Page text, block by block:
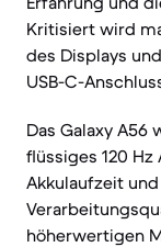
Kritisiert wird
des Displays
USB-C-
Das Galaxy
flüssiges 120 Hz
Akkulaufzeit
höherwertigen